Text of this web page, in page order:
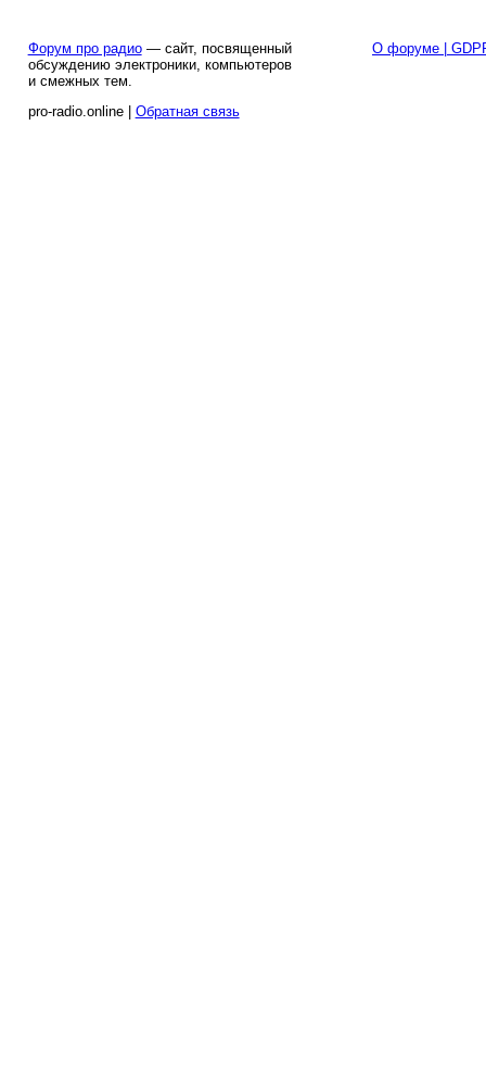
Форум про радио— сайт, посвященный
обсуждению электроники, компьютеров
и смежных тем.
pro-radio.online | Обратная связь
О форуме |